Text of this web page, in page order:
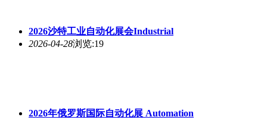
2026沙特工业自动化展会Industrial
2026-04-28浏览:19
2026年俄罗斯国际自动化展 Automation